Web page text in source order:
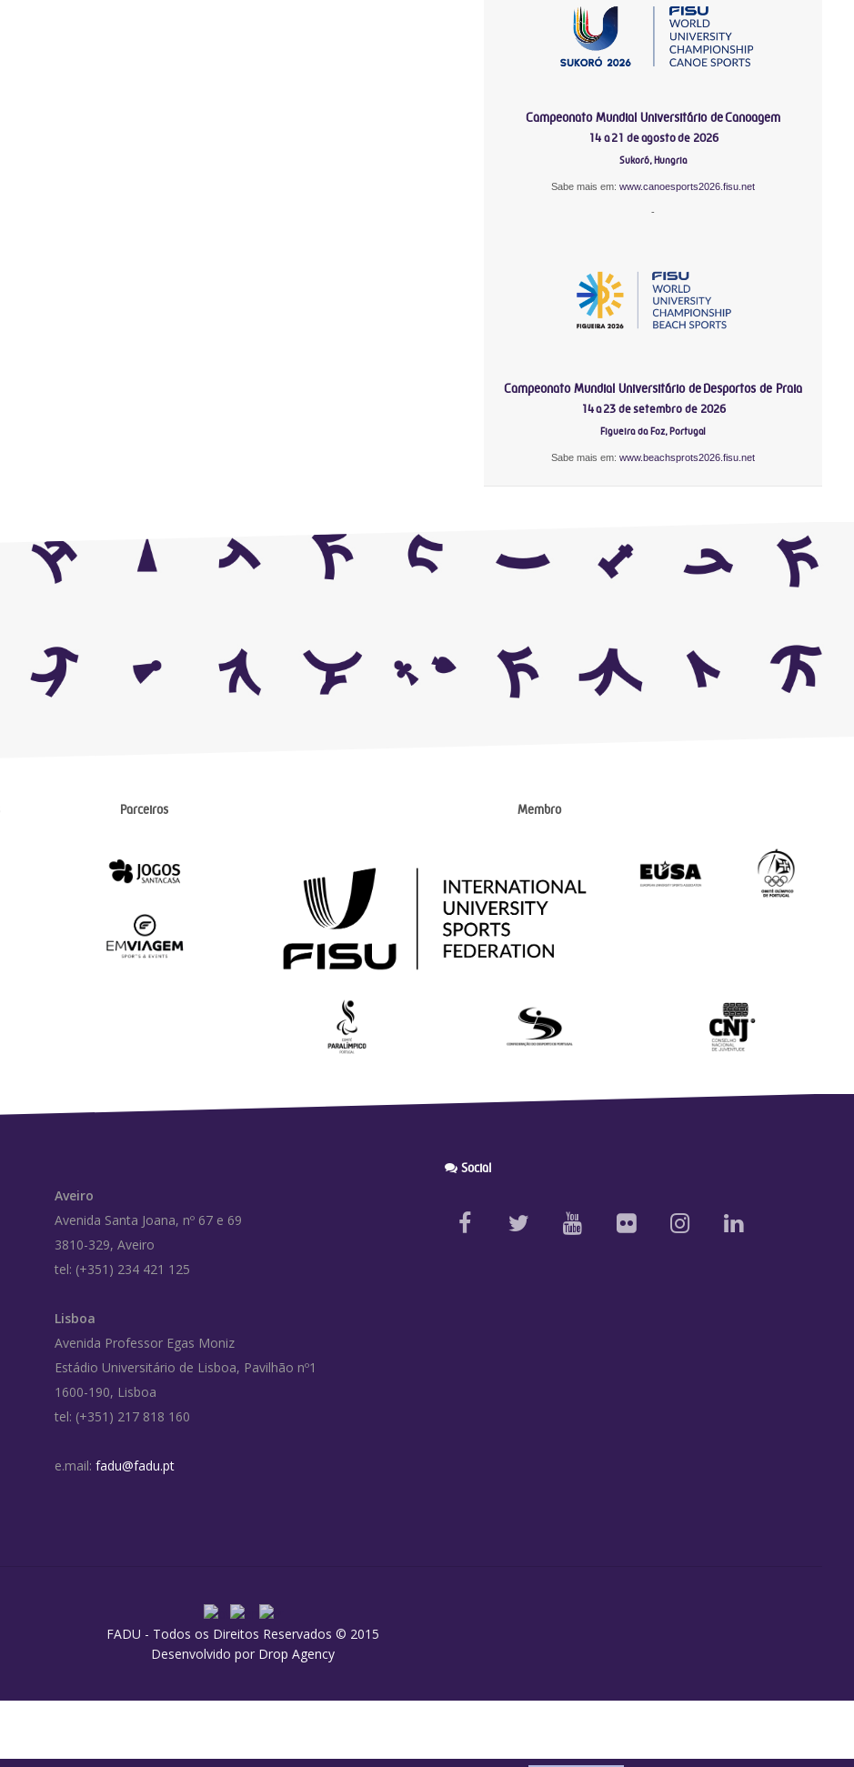
Campeonato Mundial Universitário de Canoagem
14 a 21 de agosto de 2026
Sukoró, Hungria
Sabe mais em:www.canoesports2026.fisu.net
-
Campeonato Mundial Universitário de Desportos de Praia
14 a 23 de setembro de 2026
Figueira da Foz, Portugal
Sabe mais em:www.beachsprots2026.fisu.net
Parceiros Membro
Aveiro
Avenida Santa Joana, nº 67 e 69
3810-329, Aveiro
tel: (+351) 234 421 125
Lisboa
Avenida Professor Egas Moniz
Estádio Universitário de Lisboa, Pavilhão nº1
1600-190, Lisboa
tel: (+351) 217 818 160
e.mail: fadu@fadu.pt
Social
FADU - Todos os Direitos Reservados © 2015
Desenvolvido por Drop Agency